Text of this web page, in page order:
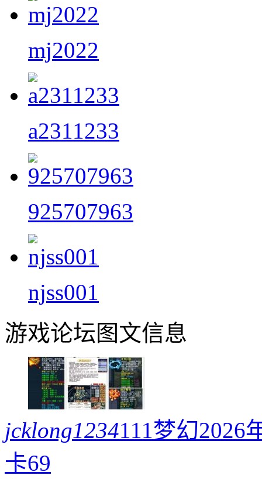
mj2022
a2311233
925707963
njss001
游戏论坛图文信息
jcklong1234111梦幻2026
卡69